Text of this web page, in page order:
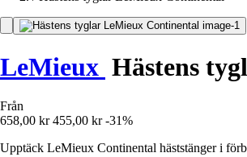
LeMieux Hästens
Från
658,00 kr 455,00 kr -31%
Upptäck LeMieux Continental häststänger i